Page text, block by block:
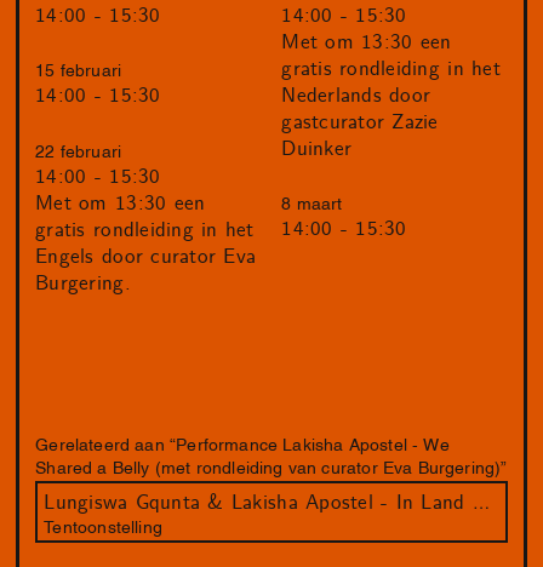
14:00 - 15:30
15 februari
14:00 - 15:30
22 februari
14:00 - 15:30
Met om 13:30 een
gratis rondleiding in het
Engels door curator Eva
Burgering.
14:00 - 15:30
Met om 13:30 een
gratis rondleiding in het
Nederlands door
gastcurator Zazie
Duinker
8 maart
14:00 - 15:30
Gerelateerd aan “Performance Lakisha Apostel - We
Shared a Belly (met rondleiding van curator Eva Burgering)”
Lungiswa Gqunta & Lakisha Apostel - In Land We Resonate
Tentoonstelling